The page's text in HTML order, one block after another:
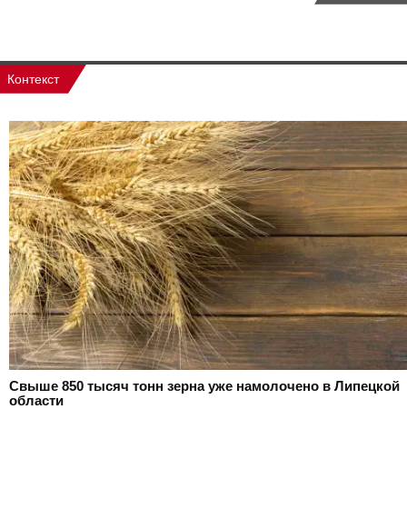
Контекст
Свыше 850 тысяч тонн зерна уже намолочено в Липецкой
области